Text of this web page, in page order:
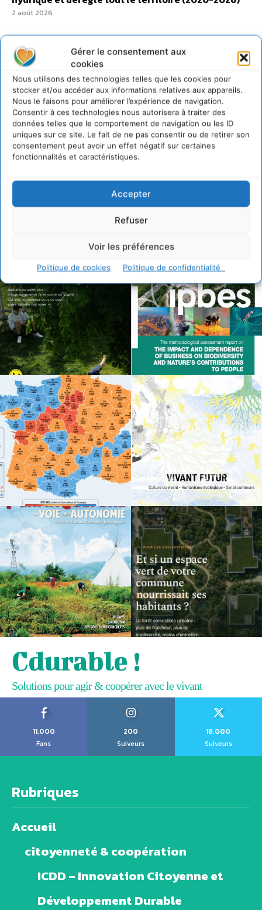
Gérer le consentement aux
cookies
Nous utilisons des technologies telles que les cookies pour
stocker et/ou accéder aux informations relatives aux appareils.
Nous le faisons pour améliorer l’expérience de navigation.
Consentir à ces technologies nous autorisera à traiter des
données telles que le comportement de navigation ou les ID
uniques sur ce site. Le fait de ne pas consentir ou de retirer son
consentement peut avoir un effet négatif sur certaines
fonctionnalités et caractéristiques.
Accepter
Refuser
Voir les préférences
Politique de cookies Politique de confidentialité
2 août 2026
@cdurableinfo
273Suiveurs
Suivre
Cdurable !
Solutions pour agir & coopérer avec le vivant
11,000
Fans
200
Suiveurs
18,000
Suiveurs
Rubriques
Accueil
citoyenneté & coopération
ICDD – Innovation Citoyenne et
Développement Durable